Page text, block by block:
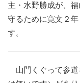
主・水野勝成が、
守るために寛文２
す。
山門くぐって参道